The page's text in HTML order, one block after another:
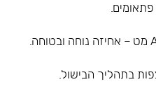
בתהליך הבישול.